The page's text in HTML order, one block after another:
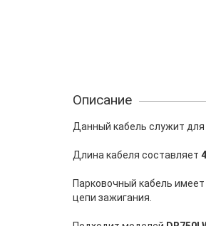
Описание
Данный кабель служит для
Длина кабеля составляет
Парковочный кабель имеет
цепи зажигания.